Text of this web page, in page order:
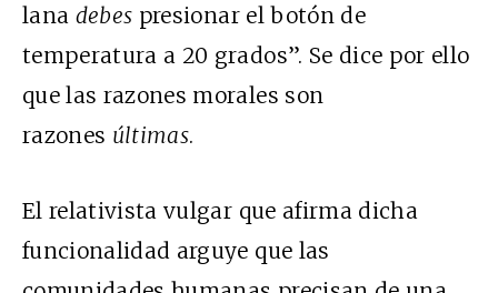
lana debes presionar el botón de
temperatura a 20 grados”. Se dice por ello
que las razones morales son
razones últimas.
El relativista vulgar que afirma dicha
funcionalidad arguye que las